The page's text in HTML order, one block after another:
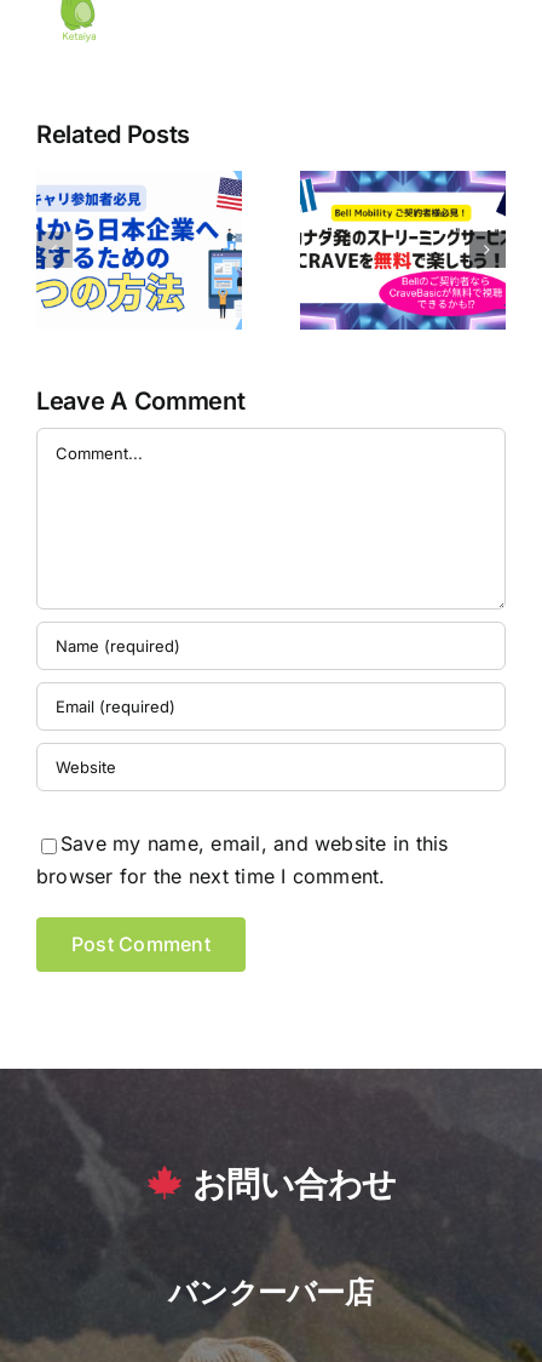
Related Posts
Bell Mobilityユ
ーザー必見！
CraveのBasicプ
ランが無料で楽
しめるかも！？
【Bell契約者は1
年間無料！】
Perplexity Pro
AIの利用ガイド
Leave A Comment
Comment
Save my name, email, and website in this
browser for the next time I comment.
お問い合わせ
バンクーバー店